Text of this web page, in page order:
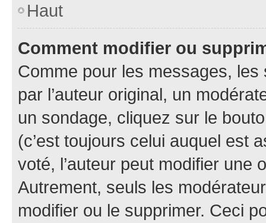
Haut
Comment modifier ou
Comme pour les messages,
par l’auteur original, un
un sondage, cliquez sur le
(c’est toujours celui auquel est
voté, l’auteur peut modifier une
Autrement, seuls les
modifier ou le supprimer. Ceci